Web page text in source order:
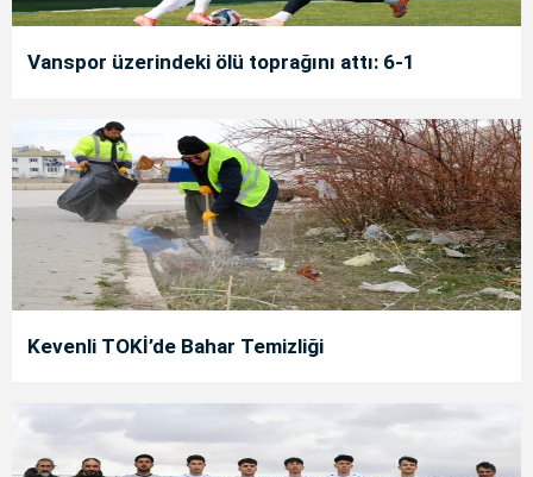
Vanspor üzerindeki ölü toprağını attı: 6-1
Kevenli TOKİ’de Bahar Temizliği